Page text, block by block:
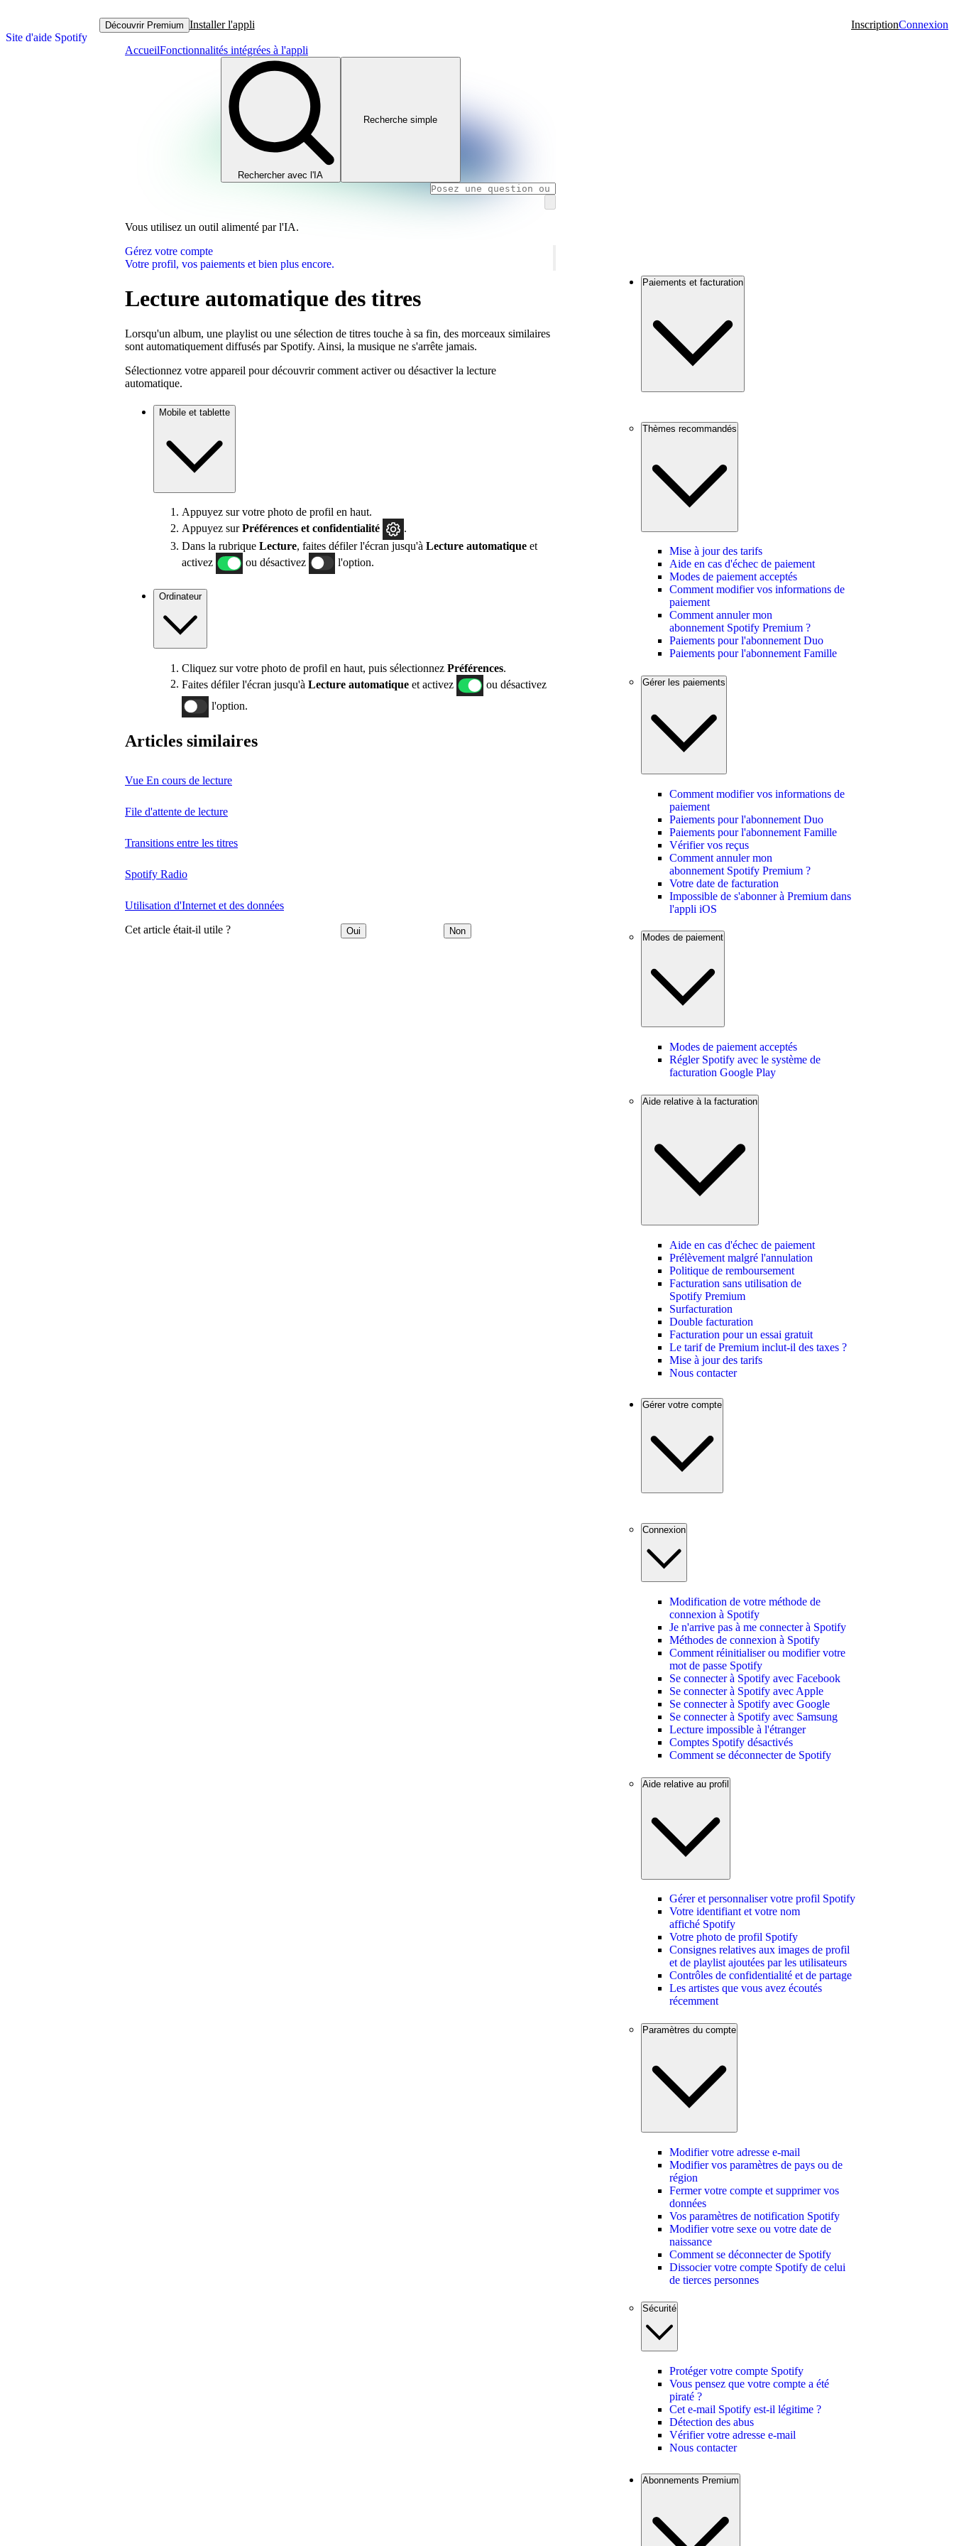
Site d'aide Spotify
Découvrir Premium Installer l'appli InscriptionConnexion
AccueilFonctionnalités intégrées à l'appli
Rechercher avec l'IA
Recherche simple
Vous utilisez un outil alimenté par l'IA.
Gérez votre compte
Votre profil, vos paiements et bien plus encore.
Lecture automatique des titres
Lorsqu'un album, une playlist ou une sélection de titres touche à sa fin, des morceaux similaires
sont automatiquement diffusés par Spotify. Ainsi, la musique ne s'arrête jamais.
Sélectionnez votre appareil pour découvrir comment activer ou désactiver la lecture
automatique.
Mobile et tablette
Appuyez sur votre photo de profil en haut.
Appuyez surPréférences et confidentialité
.
Dans la rubrique Lecture, faites défiler l'écran jusqu'à Lecture automatique et
activez
ou désactivez l'option.
Ordinateur
Cliquez sur votre photo de profil en haut, puis sélectionnez Préférences.
Faites défiler l'écran jusqu'à Lecture automatique et activez
ou désactivez
l'option.
Articles similaires
Vue En cours de lecture
File d'attente de lecture
Transitions entre les titres
Spotify Radio
Utilisation d'Internet et des données
Cet article était-il utile ? Oui Non
Paiements et facturation
Thèmes recommandés
Mise à jour des tarifs
Aide en cas d'échec de paiement
Modes de paiement acceptés
Comment modifier vos informations de
paiement
Comment annuler mon
abonnement Spotify Premium ?
Paiements pour l'abonnement Duo
Paiements pour l'abonnement Famille
Gérer les paiements
Comment modifier vos informations de
paiement
Paiements pour l'abonnement Duo
Paiements pour l'abonnement Famille
Vérifier vos reçus
Comment annuler mon
abonnement Spotify Premium ?
Votre date de facturation
Impossible de s'abonner à Premium dans
l'appli iOS
Modes de paiement
Modes de paiement acceptés
Régler Spotify avec le système de
facturation Google Play
Aide relative à la facturation
Aide en cas d'échec de paiement
Prélèvement malgré l'annulation
Politique de remboursement
Facturation sans utilisation de
Spotify Premium
Surfacturation
Double facturation
Facturation pour un essai gratuit
Le tarif de Premium inclut-il des taxes ?
Mise à jour des tarifs
Nous contacter
Gérer votre compte
Connexion
Modification de votre méthode de
connexion à Spotify
Je n'arrive pas à me connecter à Spotify
Méthodes de connexion à Spotify
Comment réinitialiser ou modifier votre
mot de passe Spotify
Se connecter à Spotify avec Facebook
Se connecter à Spotify avec Apple
Se connecter à Spotify avec Google
Se connecter à Spotify avec Samsung
Lecture impossible à l'étranger
Comptes Spotify désactivés
Comment se déconnecter de Spotify
Aide relative au profil
Gérer et personnaliser votre profil Spotify
Votre identifiant et votre nom
affiché Spotify
Votre photo de profil Spotify
Consignes relatives aux images de profil
et de playlist ajoutées par les utilisateurs
Contrôles de confidentialité et de partage
Les artistes que vous avez écoutés
récemment
Paramètres du compte
Modifier votre adresse e-mail
Modifier vos paramètres de pays ou de
région
Fermer votre compte et supprimer vos
données
Vos paramètres de notification Spotify
Modifier votre sexe ou votre date de
naissance
Comment se déconnecter de Spotify
Dissocier votre compte Spotify de celui
de tierces personnes
Sécurité
Protéger votre compte Spotify
Vous pensez que votre compte a été
piraté ?
Cet e-mail Spotify est-il légitime ?
Détection des abus
Vérifier votre adresse e-mail
Nous contacter
Abonnements Premium